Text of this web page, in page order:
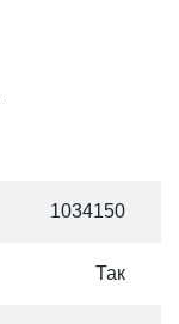
1034150
Так